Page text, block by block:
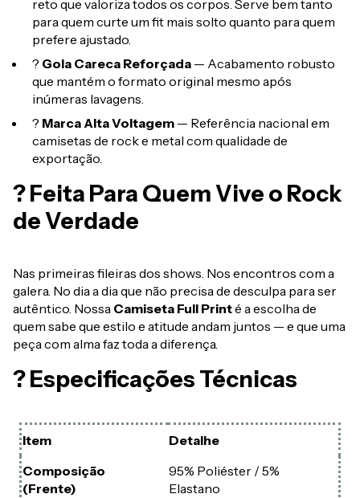
reto que valoriza todos os corpos. Serve bem tanto
para quem curte um fit mais solto quanto para quem
prefere ajustado.
? Gola Careca Reforçada — Acabamento robusto
que mantém o formato original mesmo após
inúmeras lavagens.
? Marca Alta Voltagem — Referência nacional em
camisetas de rock e metal com qualidade de
exportação.
? Feita Para Quem Vive o Rock
de Verdade
Nas primeiras fileiras dos shows. Nos encontros com a
galera. No dia a dia que não precisa de desculpa para ser
autêntico. Nossa Camiseta Full Printé a escolha de
quem sabe que estilo e atitude andam juntos — e que uma
peça com alma faz toda a diferença.
? Especificações Técnicas
Item
Detalhe
Composição
(Frente)
95% Poliéster / 5%
Elastano